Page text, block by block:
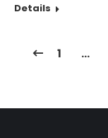
Details
1 …